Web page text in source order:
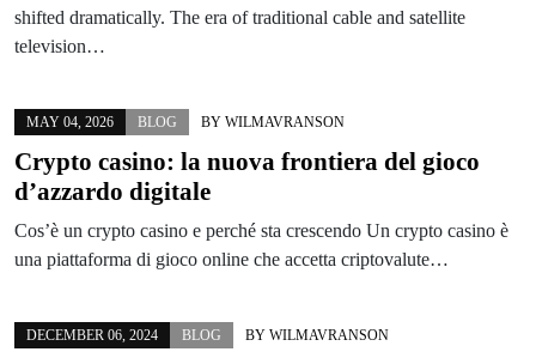
shifted dramatically. The era of traditional cable and satellite
television…
MAY 04, 2026 BLOG BY WILMAVRANSON
Crypto casino: la nuova frontiera del gioco
d’azzardo digitale
Cos’è un crypto casino e perché sta crescendo Un crypto casino è
una piattaforma di gioco online che accetta criptovalute…
DECEMBER 06, 2024 BLOG BY WILMAVRANSON